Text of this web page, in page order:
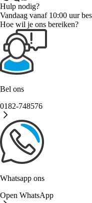
Hulp nodig?
Vandaag vanaf 10:00 uur
Hoe wil je ons bereiken?
Bel ons
0182-748576
Whatsapp ons
Open WhatsApp